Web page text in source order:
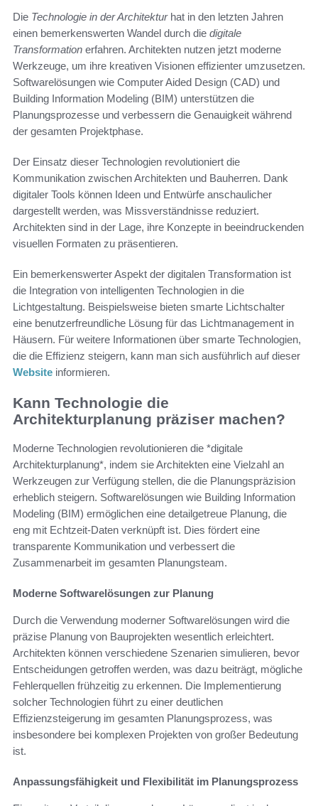
Die Technologie in der Architekturhat in den letzten Jahren
einen bemerkenswerten Wandel durch die digitale
Transformation erfahren. Architekten nutzen jetzt moderne
Werkzeuge, um ihre kreativen Visionen effizienter umzusetzen.
Softwarelösungen wie Computer Aided Design (CAD) und
Building Information Modeling (BIM) unterstützen die
Planungsprozesse und verbessern die Genauigkeit während
der gesamten Projektphase.
Der Einsatz dieser Technologien revolutioniert die
Kommunikation zwischen Architekten und Bauherren. Dank
digitaler Tools können Ideen und Entwürfe anschaulicher
dargestellt werden, was Missverständnisse reduziert.
Architekten sind in der Lage, ihre Konzepte in beeindruckenden
visuellen Formaten zu präsentieren.
Ein bemerkenswerter Aspekt der digitalen Transformation ist
die Integration von intelligenten Technologien in die
Lichtgestaltung. Beispielsweise bieten smarte Lichtschalter
eine benutzerfreundliche Lösung für das Lichtmanagement in
Häusern. Für weitere Informationen über smarte Technologien,
die die Effizienz steigern, kann man sich ausführlich auf dieser
Website informieren.
Kann Technologie die
Architekturplanung präziser machen?
Moderne Technologien revolutionieren die *digitale
Architekturplanung*, indem sie Architekten eine Vielzahl an
Werkzeugen zur Verfügung stellen, die die Planungspräzision
erheblich steigern. Softwarelösungen wie Building Information
Modeling (BIM) ermöglichen eine detailgetreue Planung, die
eng mit Echtzeit-Daten verknüpft ist. Dies fördert eine
transparente Kommunikation und verbessert die
Zusammenarbeit im gesamten Planungsteam.
Moderne Softwarelösungen zur Planung
Durch die Verwendung moderner Softwarelösungen wird die
präzise Planung von Bauprojekten wesentlich erleichtert.
Architekten können verschiedene Szenarien simulieren, bevor
Entscheidungen getroffen werden, was dazu beiträgt, mögliche
Fehlerquellen frühzeitig zu erkennen. Die Implementierung
solcher Technologien führt zu einer deutlichen
Effizienzsteigerung im gesamten Planungsprozess, was
insbesondere bei komplexen Projekten von großer Bedeutung
ist.
Anpassungsfähigkeit und Flexibilität im Planungsprozess